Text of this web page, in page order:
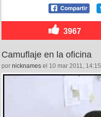
3967
Camuflaje en la oficina
por nicknames el 10 mar 2011, 14:15